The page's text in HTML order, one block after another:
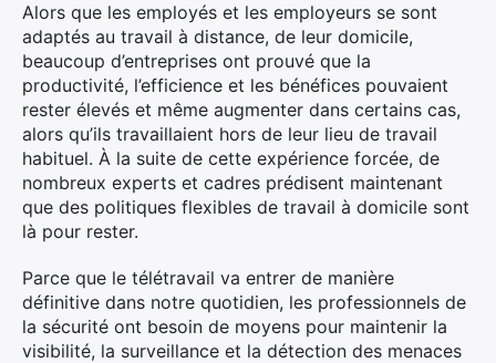
Alors que les employés et les employeurs se sont
adaptés au travail à distance, de leur domicile,
beaucoup d’entreprises ont prouvé que la
productivité, l’efficience et les bénéfices pouvaient
rester élevés et même augmenter dans certains cas,
alors qu’ils travaillaient hors de leur lieu de travail
habituel. À la suite de cette expérience forcée, de
nombreux experts et cadres prédisent maintenant
que des politiques flexibles de travail à domicile sont
là pour rester.
Parce que le télétravail va entrer de manière
définitive dans notre quotidien, les professionnels de
la sécurité ont besoin de moyens pour maintenir la
visibilité, la surveillance et la détection des menaces